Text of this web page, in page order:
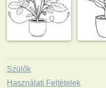
Szülők
Használati Feltételek